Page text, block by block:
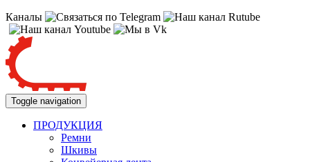
Каналы
Toggle navigation
ПРОДУКЦИЯ
Ремни
Шкивы